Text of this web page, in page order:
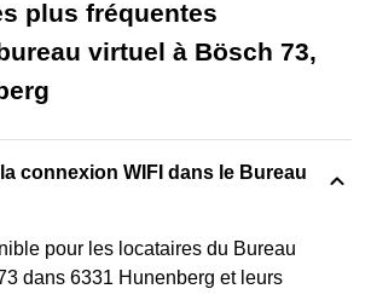
plus fréquentes
virtuel à Bösch 73,
connexion WIFI dans le Bureau
pour les locataires du Bureau
dans 6331 Hunenberg et leurs